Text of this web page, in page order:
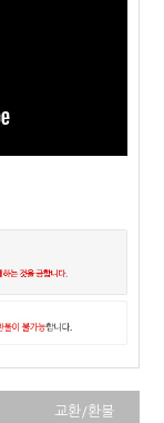
교환/환불